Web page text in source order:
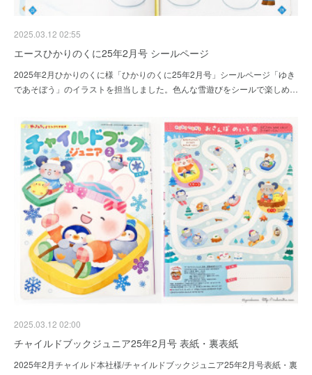
2025.03.12 02:55
エースひかりのくに25年2月号 シールページ
2025年2月ひかりのくに様「ひかりのくに25年2月号」シールページ「ゆき
であそぼう」のイラストを担当しました。色んな雪遊びをシールで楽しめ…
2025.03.12 02:00
チャイルドブックジュニア25年2月号 表紙・裏表紙
2025年2月チャイルド本社様/チャイルドブックジュニア25年2月号表紙・裏